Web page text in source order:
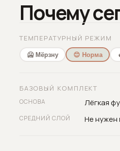
Почему
ТЕМПЕРАТУРНЫЙ РЕЖИМ
🥶 Мёрзну 😊 Норма
БАЗОВЫЙ КОМПЛЕКТ
ОСНОВА Лёгкая
СРЕДНИЙ СЛОЙ Не нужен